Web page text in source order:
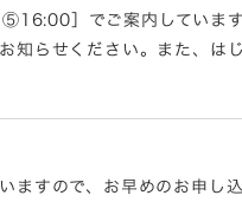
］でご案内しています
らせください。また、は
ますので、お早めのお申し